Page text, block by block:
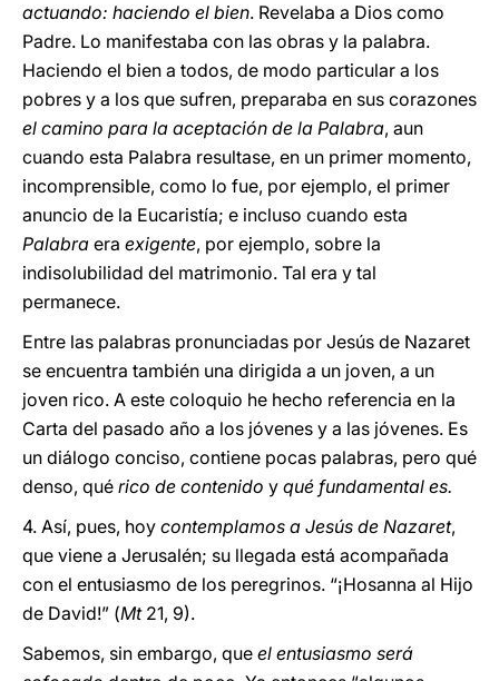
actuando: haciendo el bien. Revelaba a Dios como
Padre. Lo manifestaba con las obras y la palabra.
Haciendo el bien a todos, de modo particular a los
pobres y a los que sufren, preparaba en sus corazones
el camino para la aceptación de la Palabra, aun
cuando esta Palabra resultase, en un primer momento,
incomprensible, como lo fue, por ejemplo, el primer
anuncio de la Eucaristía; e incluso cuando esta
Palabra era exigente, por ejemplo, sobre la
indisolubilidad del matrimonio. Tal era y tal
permanece.
Entre las palabras pronunciadas por Jesús de Nazaret
se encuentra también una dirigida a un joven, a un
joven rico. A este coloquio he hecho referencia en la
Carta del pasado año a los jóvenes y a las jóvenes. Es
un diálogo conciso, contiene pocas palabras, pero qué
denso, qué rico de contenido y qué fundamental es.
4. Así, pues, hoy contemplamos a Jesús de Nazaret,
que viene a Jerusalén; su llegada está acompañada
con el entusiasmo de los peregrinos. “¡Hosanna al Hijo
de David!” (Mt21, 9).
Sabemos, sin embargo, que el entusiasmo será